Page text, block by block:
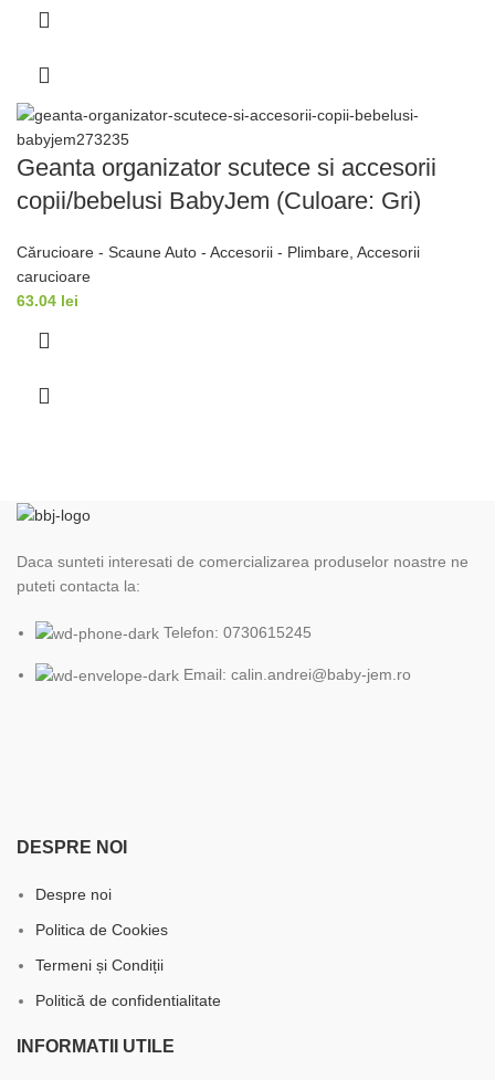
Geanta organizator scutece si accesorii
copii/bebelusi BabyJem (Culoare: Gri)
Cărucioare - Scaune Auto - Accesorii - Plimbare, Accesorii
carucioare
63.04 lei
Daca sunteti interesati de comercializarea produselor noastre ne
puteti contacta la:
Telefon: 0730615245
Email: calin.andrei@baby-jem.ro
DESPRE NOI
Despre noi
Politica de Cookies
Termeni și Condiții
Politică de confidentialitate
INFORMATII UTILE